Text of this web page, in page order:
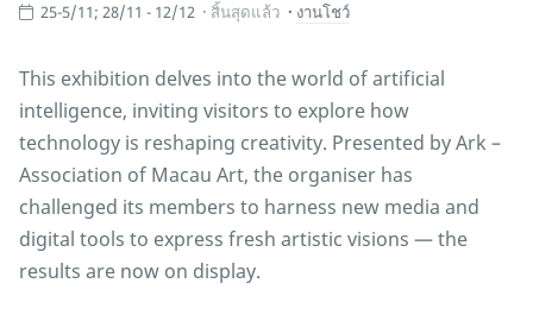
25-5/11; 28/11 - 12/12 สิ้นสุดแล้ว งานโชว์
This exhibition delves into the world of artificial
intelligence, inviting visitors to explore how
technology is reshaping creativity. Presented by Ark –
Association of Macau Art, the organiser has
challenged its members to harness new media and
digital tools to express fresh artistic visions — the
results are now on display.